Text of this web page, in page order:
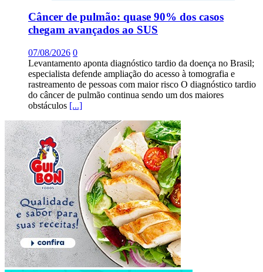
Câncer de pulmão: quase 90% dos casos
chegam avançados ao SUS
07/08/2026 0
Levantamento aponta diagnóstico tardio da doença no Brasil;
especialista defende ampliação do acesso à tomografia e
rastreamento de pessoas com maior risco O diagnóstico tardio
do câncer de pulmão continua sendo um dos maiores
obstáculos [...]